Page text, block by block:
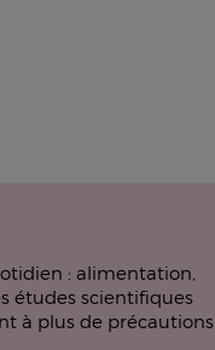
: alimentation,
études scientifiques
à plus de précautions